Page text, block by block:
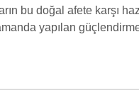
bu doğal afete karşı
yapılan